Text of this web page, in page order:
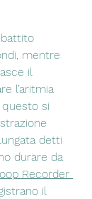
battito
mentre
il
l’aritmia
si
detti
durare da
Recorder
il